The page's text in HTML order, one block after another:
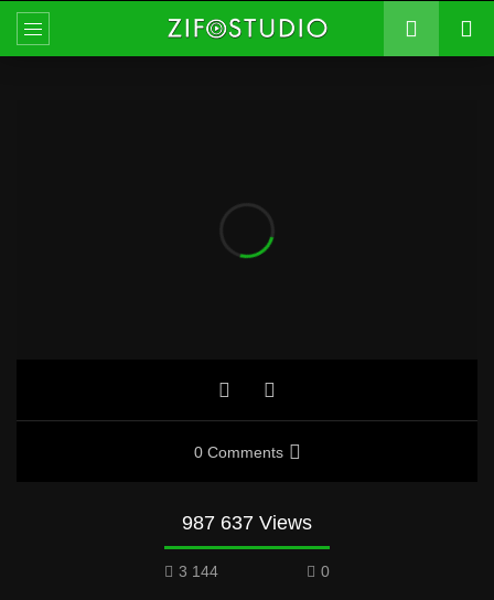
0 Comments
987 637 Views
3 144 0